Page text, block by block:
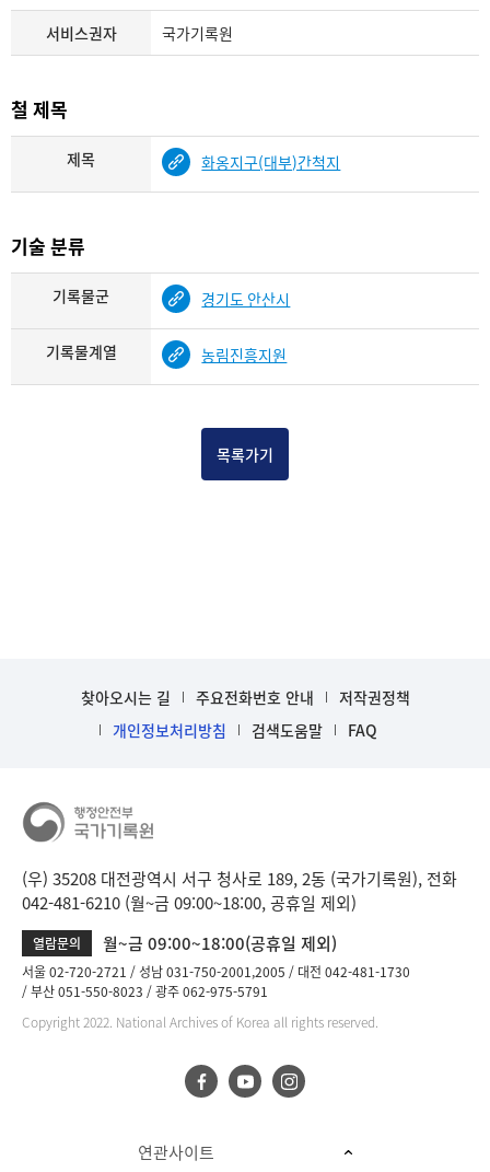
서비스권자 국가기록원
철 제목
제목 화옹지구(대부)간척지
기술 분류
기록물군 경기도 안산시
기록물계열 농림진흥지원
목록가기
찾아오시는 길 주요전화번호 안내
저작권정책
개인정보처리방침
검색도움말 FAQ
(우) 35208 대전광역시 서구 청사로 189, 2동 (국가기록원), 전화
042-481-6210 (월~금 09:00~18:00, 공휴일 제외)
열람문의 월~금 09:00~18:00(공휴일 제외)
서울 02-720-2721 성남 031-750-2001,2005
대전 042-481-1730
부산 051-550-8023
광주 062-975-5791
Copyright 2022. National Archives of Korea all rights reserved.
연관사이트